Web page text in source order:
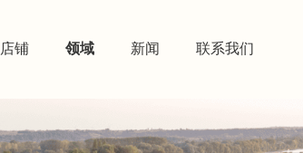
店铺 领域 新闻 联系我们